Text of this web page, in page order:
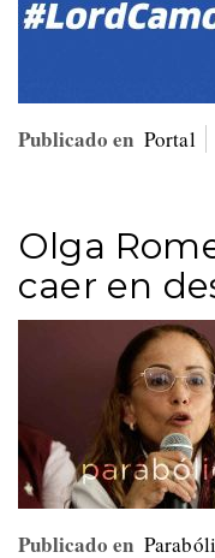
Publicado en Portal
Olga
caer en
Publicado en